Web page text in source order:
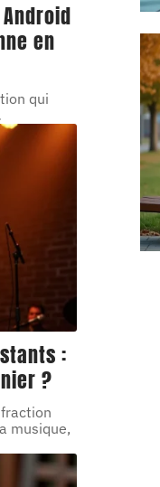
en
qui
:
?
musique,